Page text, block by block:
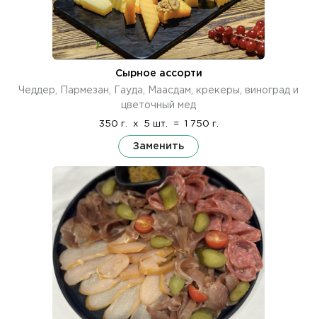
Сырное ассорти
Чеддер, Пармезан, Гауда, Маасдам, крекеры, виноград и
цветочный мед
350 г. x 5 шт. = 1 750 г.
Заменить